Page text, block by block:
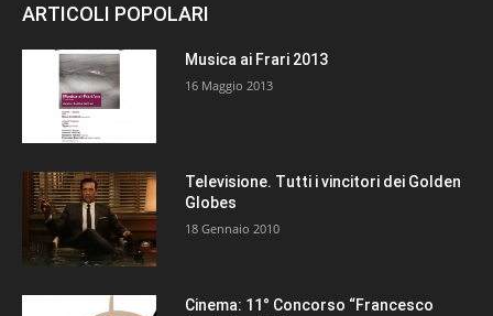
ARTICOLI POPOLARI
Musica ai Frari 2013
16 Maggio 2013
Televisione. Tutti i vincitori dei Golden
Globes
18 Gennaio 2010
Cinema: 11° Concorso “Francesco